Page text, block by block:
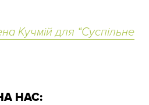
Кучмій для “Суспільне
НАС: